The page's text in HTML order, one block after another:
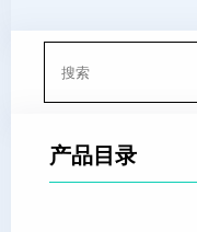
产品目录